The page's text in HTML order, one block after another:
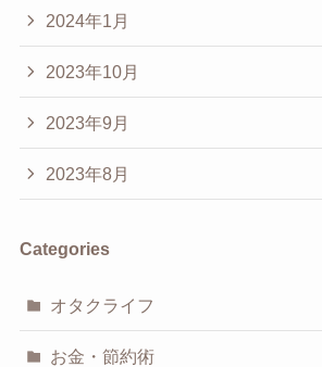
2024年1月
2023年10月
2023年9月
2023年8月
Categories
オタクライフ
お金・節約術